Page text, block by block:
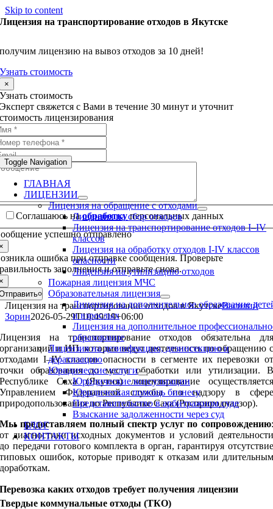
Skip to content
Toggle Navigation
ГЛАВНАЯ
ЛИЦЕНЗИИ
Лицензия на обращение с отходами
Лицензия на сбор отходов
Лицензия на транспортирование отходов I–IV
классов
Лицензия на обработку отходов I-IV классов
опасности
Лицензия на утилизацию отходов
Пожарная лицензия МЧС
Образовательная лицензия
Лицензия на дополнительное образование
и взрослых
Лицензия на дополнительное
образование
Лицензия на дезинфекцию, дезинсекцию и
дератизацию
Юридические услуги
Юридические консультации
Юридическая помощь бизнесу
Представительство в арбитражном суде
Взыскание задолженности через суд
БЛОГ
КОНТАКТЫ
Лицензия на транспортирование отходов в Якутске
получим лицензию на вывоз отходов за 10 дней!
Узнать стоимость
×
Узнать стоимость
Эксперт свяжется с Вами в течение 30 минут и уточнит
стоимость лицензирования
Соглашаюсь наобработкуперсональных данных
успешно отправлено
ошибка при отправке сообщения. Проверьте
заполнения и отправьте снова.
Лицензия на транспортирование отходов в ЯкутскеВасилий
Зорин2026-05-29T10:49:19+06:00
Лицензия на транспортирование отходов обязательна для
организаций и ИП, которые ведут деятельность по обращению с
отходами I–IV классов опасности в сегменте их перевозки от
точки образования до места обработки или утилизации. В
Республике Саха (Якутия) лицензирование осуществляется
Управлением Федеральной службы по надзору в сфере
природопользования по Республике Саха (Росприроднадзор).
Мы предоставляем полный спектр услуг по сопровождению:
от диагностики исходных документов и условий деятельности
до передачи готового комплекта в орган, гарантируя отсутствие
типовых ошибок, которые приводят к отказам или длительным
доработкам.
Перевозка каких отходов требует получения лицензии
Твердые коммунальные отходы (ТКО)